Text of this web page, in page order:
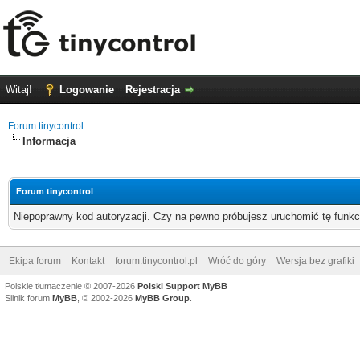
Witaj! Logowanie Rejestracja
Forum tinycontrol
Informacja
Forum tinycontrol
Niepoprawny kod autoryzacji. Czy na pewno próbujesz uruchomić tę
Ekipa forum Kontakt forum.tinycontrol.pl Wróć do góry Wersja bez grafiki
Polskie tłumaczenie © 2007-2026 Polski Support MyBB
Silnik forum MyBB , © 2002-2026 MyBB Group